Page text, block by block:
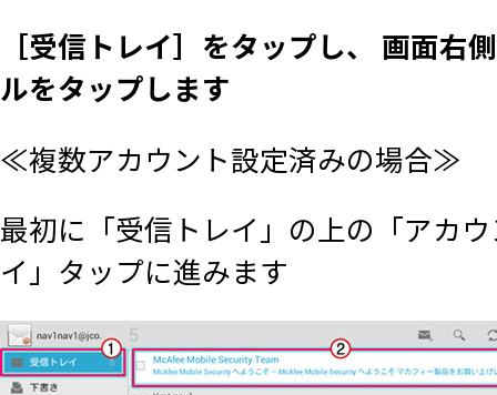
［受信トレイ］をタップし、 画面
ルをタップします
≪複数アカウント設定済みの場合≫
最初に「受信トレイ」の上の「アカ
イ」タップに進みます